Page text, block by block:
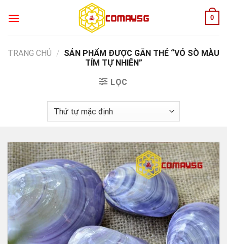
0
TRANG CHỦ / SẢN PHẨM ĐƯỢC GẮN THẺ “VỎ SÒ MÀU
TÍM TỰ NHIÊN”
LỌC